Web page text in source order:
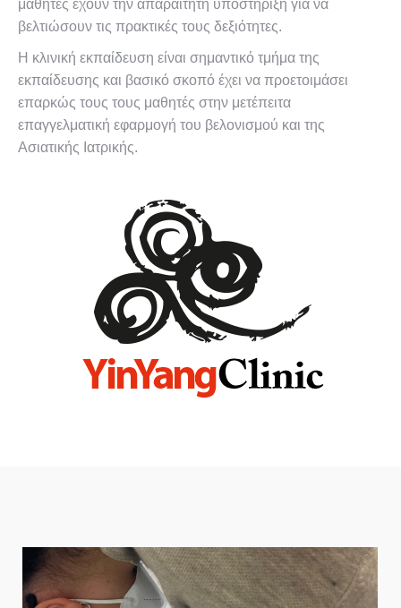
μαθητές έχουν την απαραίτητη υποστήριξη για να
βελτιώσουν τις πρακτικές τους δεξιότητες.
Η κλινική εκπαίδευση είναι σημαντικό τμήμα της
εκπαίδευσης και βασικό σκοπό έχει να προετοιμάσει
επαρκώς τους τους μαθητές στην μετέπειτα
επαγγελματική εφαρμογή του βελονισμού και της
Ασιατικής Ιατρικής.